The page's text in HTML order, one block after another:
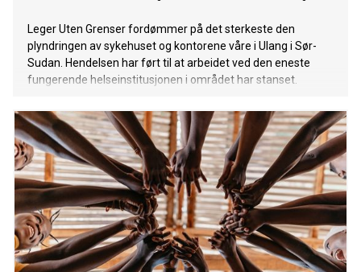
Leger Uten Grenser fordømmer på det sterkeste den
plyndringen av sykehuset og kontorene våre i Ulang i Sør-
Sudan. Hendelsen har ført til at arbeidet ved den eneste
fungerende helseinstitusjonen i området har stanset.